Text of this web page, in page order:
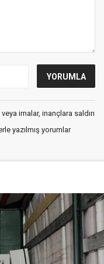
imalar, inançlara saldırı
yazılmış yorumlar